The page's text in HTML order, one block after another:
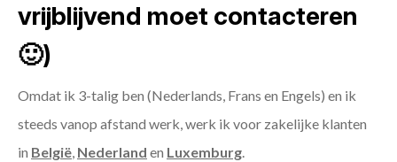
vrijblijvend moet contacteren
🙂)
Omdat ik 3-talig ben (Nederlands, Frans en Engels) en ik
steeds vanop afstand werk, werk ik voor zakelijke klanten
in België, Nederland en Luxemburg.